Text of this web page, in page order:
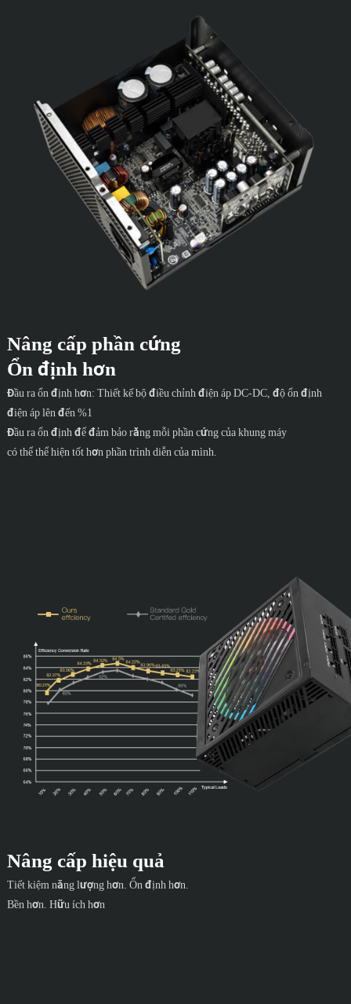
Nâng cấp phần cứng
Ổn định hơn
Đầu ra ổn định hơn: Thiết kế bộ điều chỉnh điện áp DC-DC, độ ổn định
điện áp lên đến %1
Đầu ra ổn định để đảm bảo rằng mỗi phần cứng của khung máy
có thể thể hiện tốt hơn phần trình diễn của mình.
Nâng cấp hiệu quả
Tiết kiệm năng lượng hơn. Ổn định hơn.
Bền hơn. Hữu ích hơn